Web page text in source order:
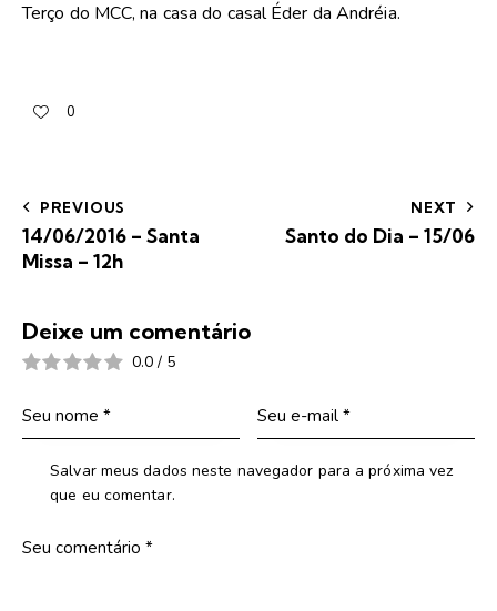
Terço do MCC, na casa do casal Éder da Andréia.
0
PREVIOUS
14/06/2016 – Santa
Missa – 12h
NEXT
Santo do Dia – 15/06
Deixe um comentário
0.0 / 5
Salvar meus dados neste navegador para a próxima vez
que eu comentar.